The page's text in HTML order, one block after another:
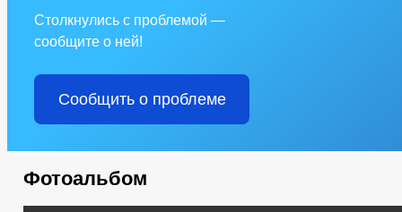
Столкнулись с проблемой —
сообщите о ней!
Сообщить о проблеме
Фотоальбом